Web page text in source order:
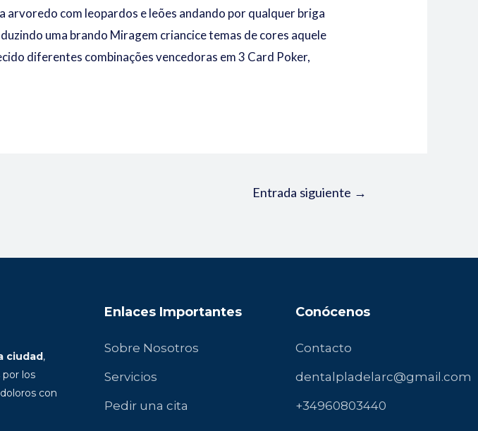
com leopardos e leões andando por qualquer briga
uma brando Miragem criancice temas de cores aquele
diferentes combinações vencedoras em 3 Card Poker,
Entrada siguiente →
ciudad,
por los
con
Enlaces Importantes
Sobre Nosotros
Servicios
Pedir una cita
Conócenos
Contacto
dentalpladelarc@gmail.com
+34960803440